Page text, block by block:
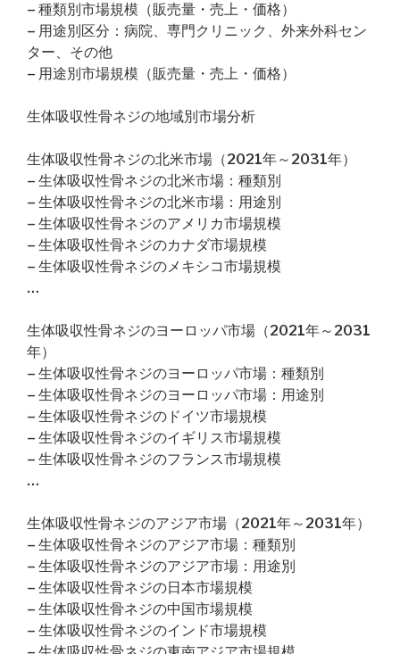
– 種類別市場規模（販売量・売上・価格）
– 用途別区分：病院、専門クリニック、外来外科セン
ター、その他
– 用途別市場規模（販売量・売上・価格）
生体吸収性骨ネジの地域別市場分析
生体吸収性骨ネジの北米市場（2021年～2031年）
– 生体吸収性骨ネジの北米市場：種類別
– 生体吸収性骨ネジの北米市場：用途別
– 生体吸収性骨ネジのアメリカ市場規模
– 生体吸収性骨ネジのカナダ市場規模
– 生体吸収性骨ネジのメキシコ市場規模
…
生体吸収性骨ネジのヨーロッパ市場（2021年～2031
年）
– 生体吸収性骨ネジのヨーロッパ市場：種類別
– 生体吸収性骨ネジのヨーロッパ市場：用途別
– 生体吸収性骨ネジのドイツ市場規模
– 生体吸収性骨ネジのイギリス市場規模
– 生体吸収性骨ネジのフランス市場規模
…
生体吸収性骨ネジのアジア市場（2021年～2031年）
– 生体吸収性骨ネジのアジア市場：種類別
– 生体吸収性骨ネジのアジア市場：用途別
– 生体吸収性骨ネジの日本市場規模
– 生体吸収性骨ネジの中国市場規模
– 生体吸収性骨ネジのインド市場規模